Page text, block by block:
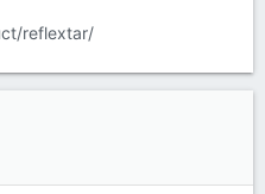
reflextar/